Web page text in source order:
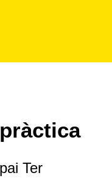
Ter